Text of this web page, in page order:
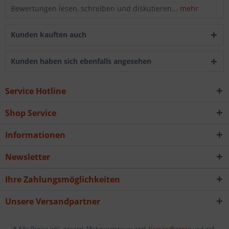
Bewertungen lesen, schreiben und diskutieren... mehr
Kunden kauften auch
Kunden haben sich ebenfalls angesehen
Service Hotline
Shop Service
Informationen
Newsletter
Ihre Zahlungsmöglichkeiten
Unsere Versandpartner